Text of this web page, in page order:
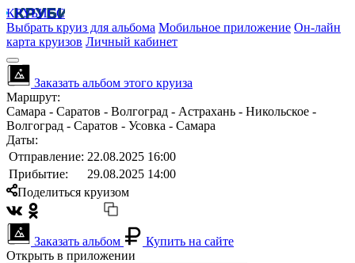
КРУБИСС
Выбрать круиз для альбома Мобильное приложение Он-лайн
карта круизов Личный кабинет
Заказать альбом этого круиза
Маршрут:
Самара - Саратов - Волгоград - Астрахань - Никольское -
Волгоград - Саратов - Усовка - Самара
Даты:
Отправление: 22.08.2025 16:00
Прибытие:
29.08.2025 14:00
Поделиться круизом
Заказать альбом
Купить на сайте
Открыть в приложении